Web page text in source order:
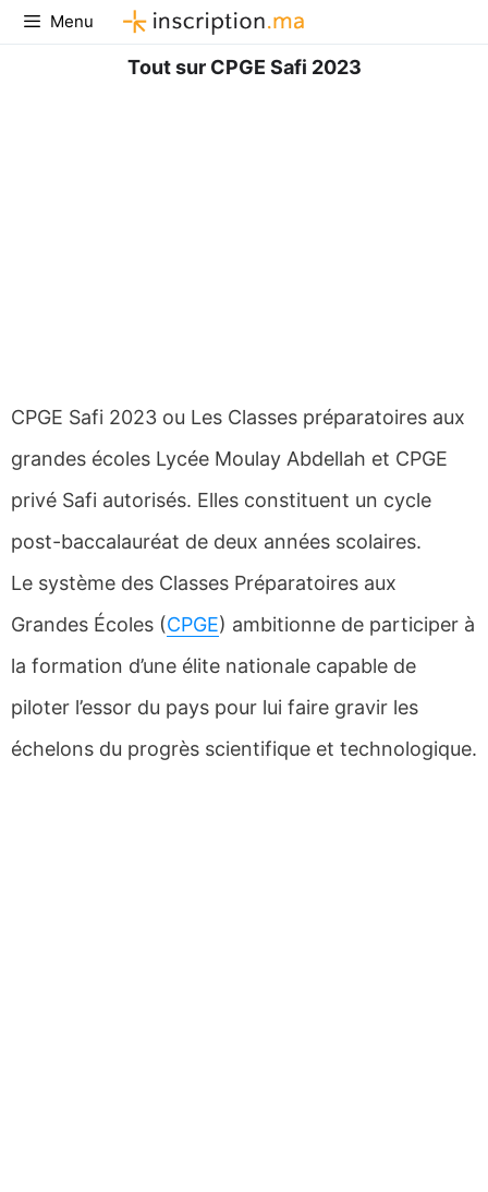
Aller
au
Menu
Tout sur CPGE Safi 2023
CPGE Safi 2023 ou Les Classes préparatoires aux
grandes écoles Lycée Moulay Abdellah et CPGE
privé Safi autorisés. Elles constituent un cycle
post-baccalauréat de deux années scolaires.
Le système des Classes Préparatoires aux
Grandes Écoles (CPGE) ambitionne de participer à
la formation d’une élite nationale capable de
piloter l’essor du pays pour lui faire gravir les
échelons du progrès scientifique et technologique.